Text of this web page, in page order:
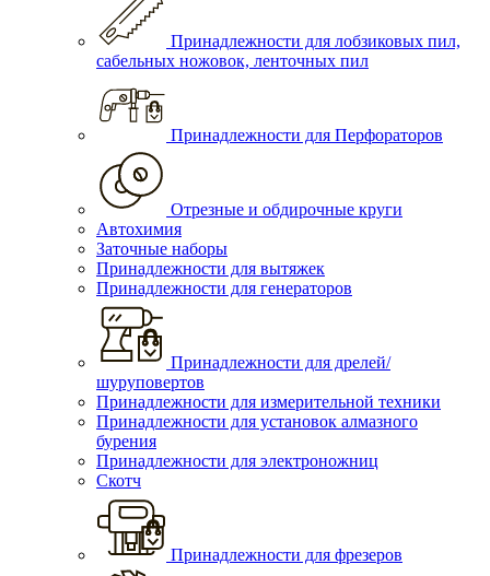
Принадлежности для лобзиковых пил,
сабельных ножовок, ленточных пил
Принадлежности для Перфораторов
Отрезные и обдирочные круги
Автохимия
Заточные наборы
Принадлежности для вытяжек
Принадлежности для генераторов
Принадлежности для дрелей/
шуруповертов
Принадлежности для измерительной техники
Принадлежности для установок алмазного
бурения
Принадлежности для электроножниц
Скотч
Принадлежности для фрезеров